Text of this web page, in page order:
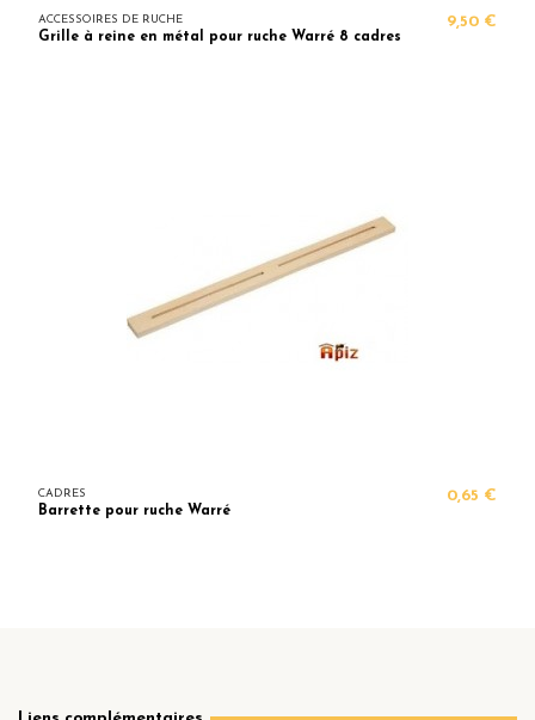
ACCESSOIRES DE RUCHE
Grille à reine en métal pour ruche Warré 8 cadres
9,50 €
CADRES
Barrette pour ruche Warré
0,65 €